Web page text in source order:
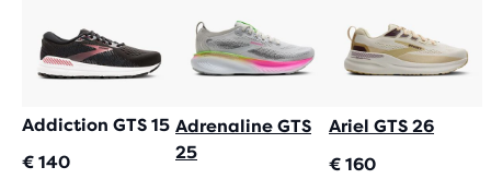
Addiction GTS 15
€ 140
Adrenaline GTS
25
Ariel GTS 26
€ 160